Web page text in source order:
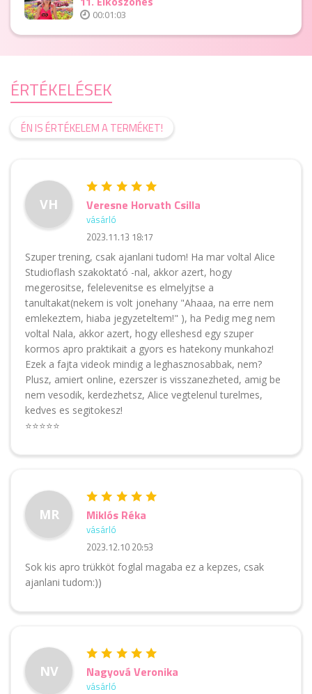
00:01:03
ÉRTÉKELÉSEK
ÉN IS ÉRTÉKELEM A TERMÉKET!
VH Veresne Horvath Csilla
vásárló
2023.11.13 18:17
Szuper trening, csak ajanlani tudom! Ha mar voltal Alice
Studioflash szakoktató -nal, akkor azert, hogy
megerositse, felelevenitse es elmelyjtse a
tanultakat(nekem is volt jonehany "Ahaaa, na erre nem
emlekeztem, hiaba jegyzeteltem!" ), ha Pedig meg nem
voltal Nala, akkor azert, hogy elleshesd egy szuper
kormos apro praktikait a gyors es hatekony munkahoz!
Ezek a fajta videok mindig a leghasznosabbak, nem?
Plusz, amiert online, ezerszer is visszanezheted, amig be
nem vesodik, kerdezhetsz, Alice vegtelenul turelmes,
kedves es segitokesz!
⭐⭐⭐⭐⭐
MR Miklós Réka
vásárló
2023.12.10 20:53
Sok kis apro trükköt foglal magaba ez a kepzes, csak
ajanlani tudom:))
NV Nagyová Veronika
vásárló